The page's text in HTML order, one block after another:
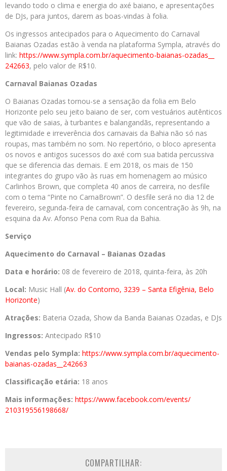
levando todo o clima e energia do axé baiano, e apresentações
de DJs, para juntos, darem as boas-vindas à folia.
Os ingressos antecipados para o Aquecimento do Carnaval
Baianas Ozadas estão à venda na plataforma Sympla, através do
link: https://www.sympla.com.br/aquecimento-baianas-ozadas__
242663, pelo valor de R$10.
Carnaval Baianas Ozadas
O Baianas Ozadas tornou-se a sensação da folia em Belo
Horizonte pelo seu jeito baiano de ser, com vestuários autênticos
que vão de saias, à turbantes e balangandãs, representando a
legitimidade e irreverência dos carnavais da Bahia não só nas
roupas, mas também no som. No repertório, o bloco apresenta
os novos e antigos sucessos do axé com sua batida percussiva
que se diferencia das demais. E em 2018, os mais de 150
integrantes do grupo vão às ruas em homenagem ao músico
Carlinhos Brown, que completa 40 anos de carreira, no desfile
com o tema “Pinte no CarnaBrown”. O desfile será no dia 12 de
fevereiro, segunda-feira de carnaval, com concentração às 9h, na
esquina da Av. Afonso Pena com Rua da Bahia.
Serviço
Aquecimento do Carnaval – Baianas Ozadas
Data e horário: 08 de fevereiro de 2018, quinta-feira, às 20h
Local: Music Hall (Av. do Contorno, 3239 – Santa Efigênia, Belo
Horizonte)
Atrações: Bateria Ozada, Show da Banda Baianas Ozadas, e DJs
Ingressos: Antecipado R$10
Vendas pelo Sympla: https://www.sympla.com.br/aquecimento-
baianas-ozadas__242663
Classificação etária: 18 anos
Mais informações: https://www.facebook.com/events/
210319556198668/
COMPARTILHAR: